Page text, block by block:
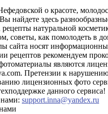
о красоте,
найдете здесь
натуральной
советы, как помолодеть в
сайта носят
рецептов рекомендуем
являются
Претензии к
лицензионных фото
данного сервиса!
support.inna@yandex.ru